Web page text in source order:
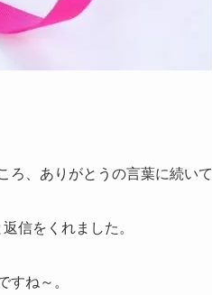
ろ、ありがとうの言葉に続いて
返信をくれました。
すね～。